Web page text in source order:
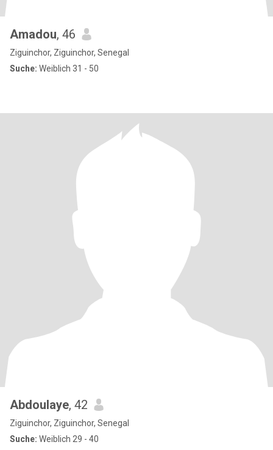
Amadou, 46
Ziguinchor, Ziguinchor, Senegal
Suche: Weiblich 31 - 50
Abdoulaye, 42
Ziguinchor, Ziguinchor, Senegal
Suche: Weiblich 29 - 40